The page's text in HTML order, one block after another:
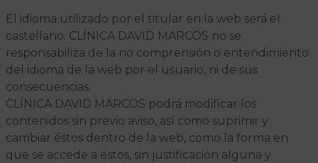
El idioma utilizado por el titular en la web será el
castellano. CLÍNICA DAVID MARCOS no se
responsabiliza de la no comprensión o entendimiento
del idioma de la web por el usuario, ni de sus
consecuencias.
CLÍNICA DAVID MARCOS podrá modificar los
contenidos sin previo aviso, así como suprimir y
cambiar éstos dentro de la web, como la forma en
que se accede a éstos, sin justificación alguna y